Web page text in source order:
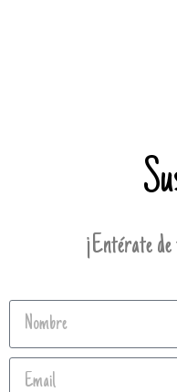
¡Entérate